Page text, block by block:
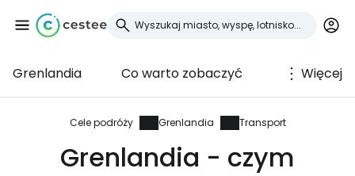
Grenlandia Co warto zobaczyć Więcej
Cele podróży Grenlandia Transport
Grenlandia - czym
Zaloguj się do
Cestee
... światowej społeczności podróżniczej